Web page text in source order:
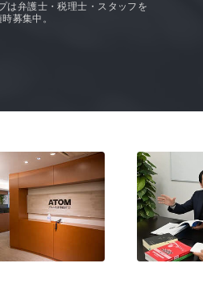
は弁護士・税理士・スタッフを
時募集中。